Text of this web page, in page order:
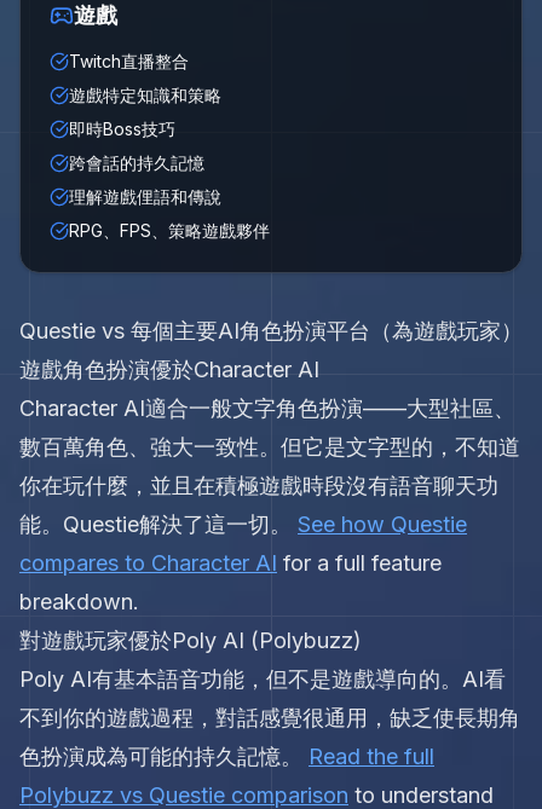
遊戲
Twitch直播整合
遊戲特定知識和策略
即時Boss技巧
跨會話的持久記憶
理解遊戲俚語和傳說
RPG、FPS、策略遊戲夥伴
Questie vs 每個主要AI角色扮演平台（為遊戲玩家）
遊戲角色扮演優於Character AI
Character AI適合一般文字角色扮演——大型社區、
數百萬角色、強大一致性。但它是文字型的，不知道
你在玩什麼，並且在積極遊戲時段沒有語音聊天功
能。Questie解決了這一切。
See how Questie
compares to Character AI for a full feature
breakdown.
對遊戲玩家優於Poly AI (Polybuzz)
Poly AI有基本語音功能，但不是遊戲導向的。AI看
不到你的遊戲過程，對話感覺很通用，缺乏使長期角
色扮演成為可能的持久記憶。
Read the full
Polybuzz vs Questie comparison to understand